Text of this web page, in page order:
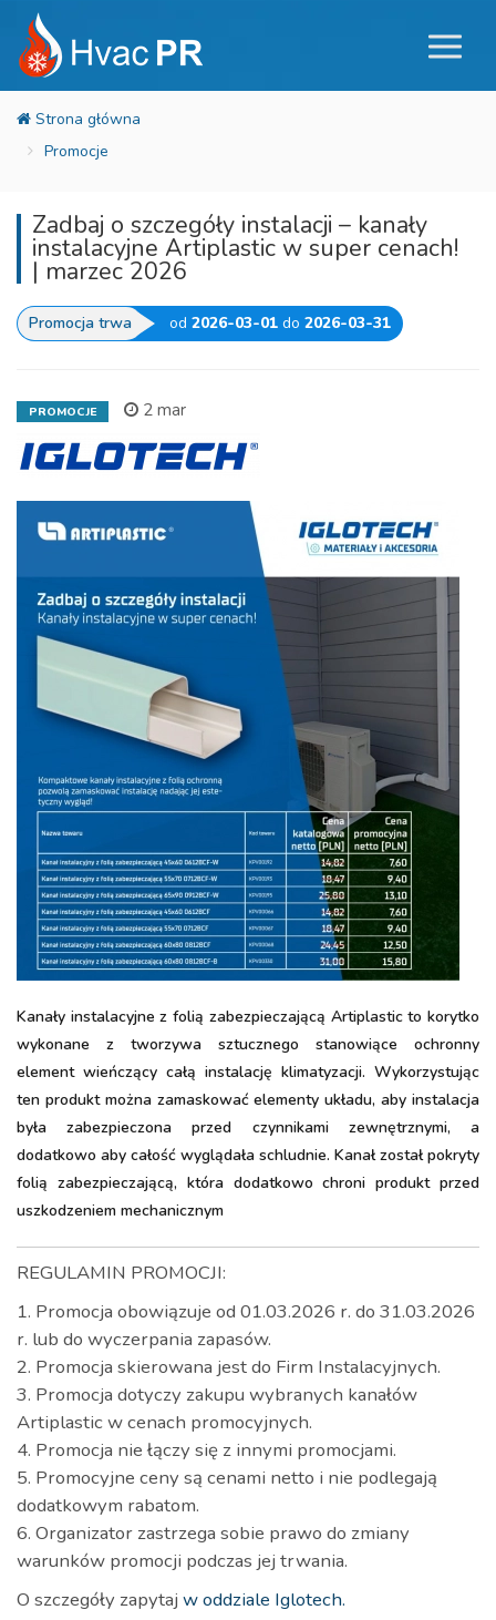
Promocje
Zadbaj o szczegóły instalacji – kanały
instalacyjne Artiplastic w super cenach!
| marzec 2026
Promocja trwa od 2026-03-01 do 2026-03-31
PROMOCJE 2 mar
Kanały instalacyjne z folią zabezpieczającą Artiplastic to korytko
wykonane z tworzywa sztucznego stanowiące ochronny
element wieńczący całą instalację klimatyzacji. Wykorzystując
ten produkt można zamaskować elementy układu, aby instalacja
była zabezpieczona przed czynnikami zewnętrznymi, a
dodatkowo aby całość wyglądała schludnie. Kanał został pokryty
folią zabezpieczającą, która dodatkowo chroni produkt przed
uszkodzeniem mechanicznym
REGULAMIN PROMOCJI:
1. Promocja obowiązuje od 01.03.2026 r. do 31.03.2026
r. lub do wyczerpania zapasów.
2. Promocja skierowana jest do Firm Instalacyjnych.
3. Promocja dotyczy zakupu wybranych kanałów
Artiplastic w cenach promocyjnych.
4. Promocja nie łączy się z innymi promocjami.
5. Promocyjne ceny są cenami netto i nie podlegają
dodatkowym rabatom.
6. Organizator zastrzega sobie prawo do zmiany
warunków promocji podczas jej trwania.
O szczegóły zapytaj w oddziale Iglotech.